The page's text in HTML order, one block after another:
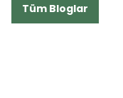
Tüm Bloglar